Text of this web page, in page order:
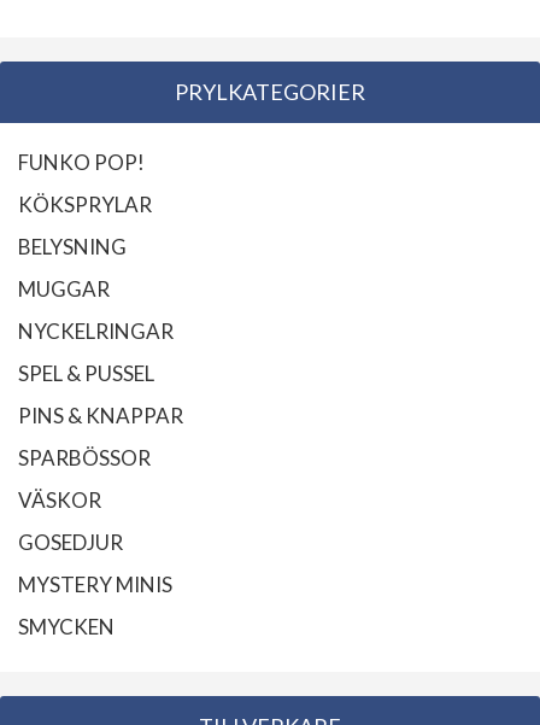
PRYLKATEGORIER
FUNKO POP!
KÖKSPRYLAR
BELYSNING
MUGGAR
NYCKELRINGAR
SPEL & PUSSEL
PINS & KNAPPAR
SPARBÖSSOR
VÄSKOR
GOSEDJUR
MYSTERY MINIS
SMYCKEN